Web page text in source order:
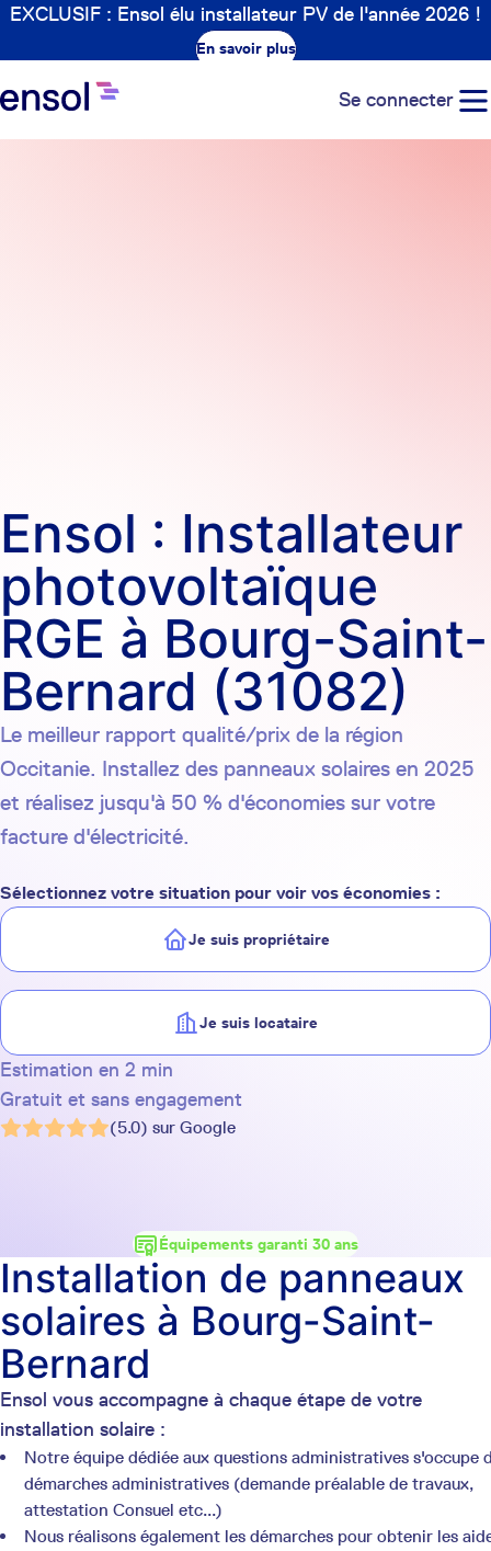
EXCLUSIF : Ensol élu installateur PV de l'année 2026 !
En savoir plus
Se connecter
Ensol : Installateur
photovoltaïque
RGE à Bourg-Saint-
Bernard (31082)
Le meilleur rapport qualité/prix de la région
Occitanie. Installez des panneaux solaires en 2025
et réalisez jusqu'à 50 % d'économies sur votre
facture d'électricité.
Sélectionnez votre situation pour voir vos économies :
Je suis propriétaire
Je suis locataire
Estimation en 2 min
Gratuit et sans engagement
(5.0) sur Google
Équipements garanti 30 ans
Ensol vous accompagne à chaque étape de votre
installation solaire :
Notre équipe dédiée aux questions administratives s'occupe
démarches administratives (demande préalable de travaux,
attestation Consuel etc...)
Nous réalisons également les démarches pour obtenir les
Installation de panneaux
solaires à Bourg-Saint-
Bernard